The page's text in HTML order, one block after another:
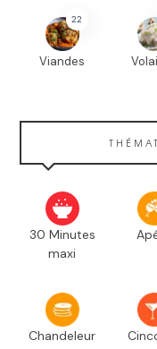
22
Viandes
30 Minutes
maxi
Chandeleur